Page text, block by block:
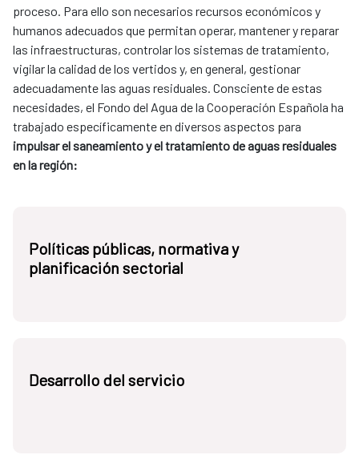
proceso. Para ello son necesarios recursos económicos y
humanos adecuados que permitan operar, mantener y reparar
las infraestructuras, controlar los sistemas de tratamiento,
vigilar la calidad de los vertidos y, en general, gestionar
adecuadamente las aguas residuales. Consciente de estas
necesidades, el Fondo del Agua de la Cooperación Española ha
trabajado específicamente en diversos aspectos para
impulsar el saneamiento y el tratamiento de aguas residuales
en la región:
Políticas públicas, normativa y
planificación sectorial
Desarrollo del servicio